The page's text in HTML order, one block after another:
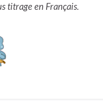
titrage en Français.